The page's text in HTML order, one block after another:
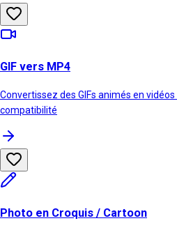
GIF vers MP4
Convertissez des GIFs animés en
compatibilité
Photo en Croquis / Cartoon